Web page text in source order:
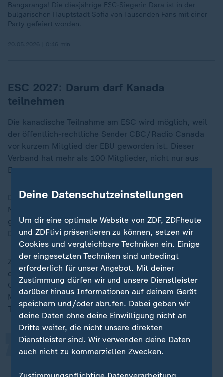
Bangaranga! Die diesjährige ESC-Siegerin Dara ist in der
bulgarischen Hauptstadt Sofia von Tausenden Fans mit einer
Party gefeiert worden.
ESC 2027: Darum darf Kanada
teilnehmen
Die kanadische Teilnahme am ESC wird möglich, weil
der öffentlich-rechtliche Sender CBC/Radio Canada
vor kurzem Mitglied der EBU geworden ist. Dieser
Verband hat mehr als 100 Mitglieder, nicht nur aus
Europa.
Die EBU organisiert unter anderem den Austausch von
Nachrichten unter den Mitgliedern und stellt bei
größeren Veranstaltungen Technik zur Verfügung. Aus
Deutschland sind etwa die ARD und das ZDF dabei.
ZDFheute-ESC-Experte Dominik Rzepka gibt Kritikern
dieser Entscheidung mit: "Es ist der Eurovision Song
Contest, nicht der European Song Contest. Eine EU-
Mitgliedschaft ist keine Voraussetzung für eine
Teilnahme."
Natürlich entfernt sich der ESC
„
Deine Datenschutzeinstellungen
Um dir eine optimale Website von ZDF, ZDFheute
und ZDFtivi präsentieren zu können, setzen wir
Cookies und vergleichbare Techniken ein. Einige
der eingesetzten Techniken sind unbedingt
erforderlich für unser Angebot. Mit deiner
Zustimmung dürfen wir und unsere Dienstleister
darüber hinaus Informationen auf deinem Gerät
speichern und/oder abrufen. Dabei geben wir
deine Daten ohne deine Einwilligung nicht an
Dritte weiter, die nicht unsere direkten
Dienstleister sind. Wir verwenden deine Daten
auch nicht zu kommerziellen Zwecken.
Zustimmungspflichtige Datenverarbeitung